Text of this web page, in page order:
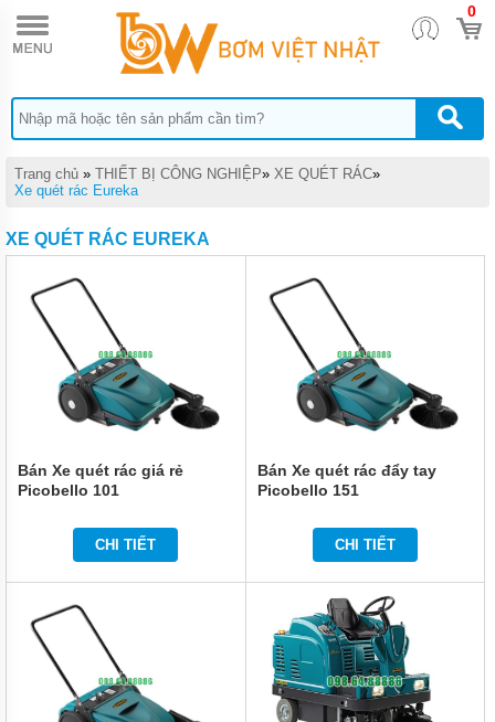
0
TRANG
CHỦ
HÚT
BỤI
CÔNG
MÁY
THÁP
TỰ
CẦU
NÂNG
Trang chủ » THIẾT BỊ CÔNG NGHIỆP» XE QUÉT RÁC»
Xe quét rác Eureka
XE QUÉT RÁC EUREKA
Bán Xe quét rác giá rẻ
Picobello 101
CHI TIẾT
Bán Xe quét rác đẩy tay
Picobello 151
CHI TIẾT